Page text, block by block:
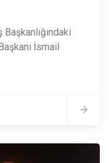
İsmail